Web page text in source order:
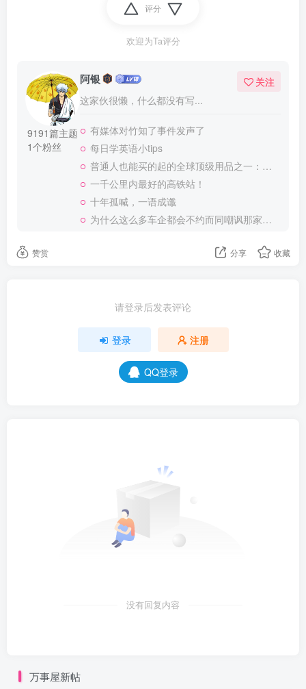
评分
欢迎为Ta评分
9191篇主题
1个粉丝
阿银
这家伙很懒，什么都没有写...
关注
有媒体对竹知了事件发声了
每日学英语小tips
普通人也能买的起的全球顶级用品之一：WD-40润滑除锈剂！
一千公里内最好的高铁站！
十年孤喊，一语成谶
为什么这么多车企都会不约而同嘲讽那家说不得的车企？
赞赏 分享 收藏
请登录后发表评论
登录 注册
QQ登录
没有回复内容
万事屋新帖